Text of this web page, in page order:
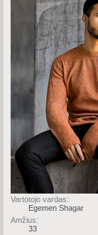
Vartotojo vardas:
Egemen Shagar
Amžius:
33